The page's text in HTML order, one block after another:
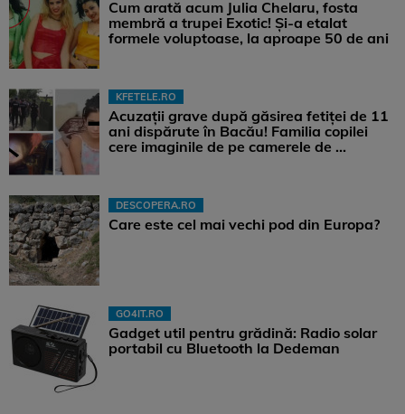
Cum arată acum Julia Chelaru, fosta
membră a trupei Exotic! Și-a etalat
formele voluptoase, la aproape 50 de ani
KFETELE.RO
Acuzații grave după găsirea fetiței de 11
ani dispărute în Bacău! Familia copilei
cere imaginile de pe camerele de ...
DESCOPERA.RO
Care este cel mai vechi pod din Europa?
GO4IT.RO
Gadget util pentru grădină: Radio solar
portabil cu Bluetooth la Dedeman